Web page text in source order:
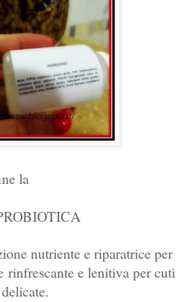
la
nutriente e riparatrice per
rinfrescante e lenitiva per cuti